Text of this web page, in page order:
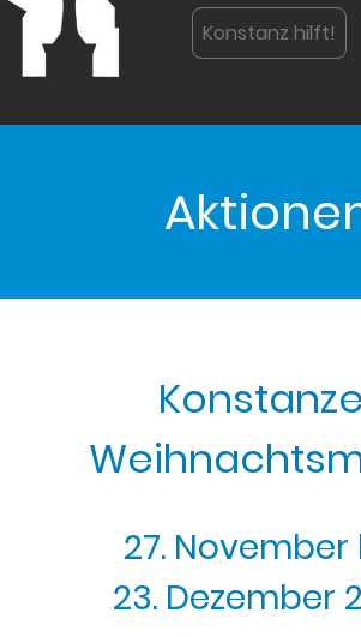
Konstanz hilft!
27. November
23. Dezember